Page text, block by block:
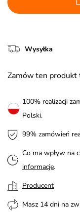
Wysyłka
Zamów ten produkt
100% realizacji
Polski.
99% zamówień
Co ma wpływ na
informacje.
Producent
Masz 14 dni na